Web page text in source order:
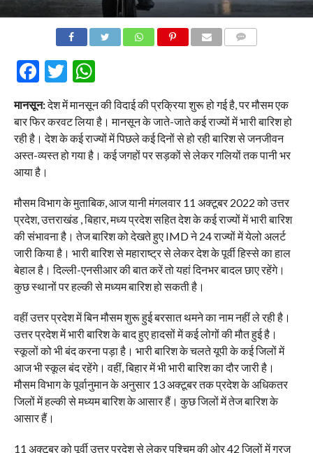
Facebook
Twitter
WhatsApp
मानसून:देश में मानसून की विदाई की प्रक्रिया शुरू हो गई है, पर मौसम एक
बार फिर करवट लिया है। मानसून के जाते-जाते कई राज्यों में भारी बारिश हो
रही है। देश के कई राज्यों में पिछले कई दिनों से हो रही बारिश से जनजीवन
अस्त-व्यस्त हो गया है। कई जगहों पर सड़कों से लेकर गलियों तक पानी भर
आया है।
मौसम विभाग के मुताबिक, आज यानी मंगलवार 11 अक्टूबर 2022 को उत्तर
प्रदेश, उत्तराखंड , बिहार, मध्य प्रदेश सहित देश के कई राज्यों में भारी बारिश
की संभावना है। तेज बारिश को देखते हुए IMD ने 24 राज्यों में येलो अलर्ट
जारी किया है। भारी बारिश से महाराष्ट्र से लेकर देश के पूर्वी हिस्से का हाल
बेहाल है। दिल्ली-एनसीआर की बात करें तो यहां दिनभर बादल छाए रहेंगे।
कुछ स्थानों पर हल्की से मध्यम बारिश हो सकती है।
वहीं उत्तर प्रदेश में बिन मौसम शुरू हुई बरसात थमने का नाम नहीं ले रही है।
उत्तर प्रदेश में भारी बारिश के बाद हुए हादसों में कई लोगों की मौत हुई है।
स्कूलों को भी बंद करना पड़ा है। भारी बारिश के चलते यूपी के कई जिलों में
आज भी स्कूल बंद रहेंगे। वहीं, बिहार में भी भारी बारिश का दौर जारी है।
मौसम विभाग के पूर्वानुमान के अनुसार 13 अक्टूबर तक प्रदेश के अधिकतर
जिलों में हल्की से मध्यम बारिश के आसार हैं। कुछ जिलों में तेज बारिश के
आसार हैं।
11 अक्टूबर को पूर्वी उत्तर प्रदेश से लेकर पश्चिम की ओर 42 जिलों में गरज